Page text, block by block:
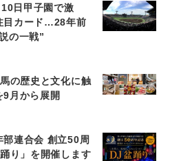
日甲子園で激
カード…28年前
の一戦”
の歴史と文化に触
月から展開
連合会 創立50周
り」を開催します